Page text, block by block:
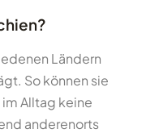
Ländern
So können sie
Alltag keine
anderenorts